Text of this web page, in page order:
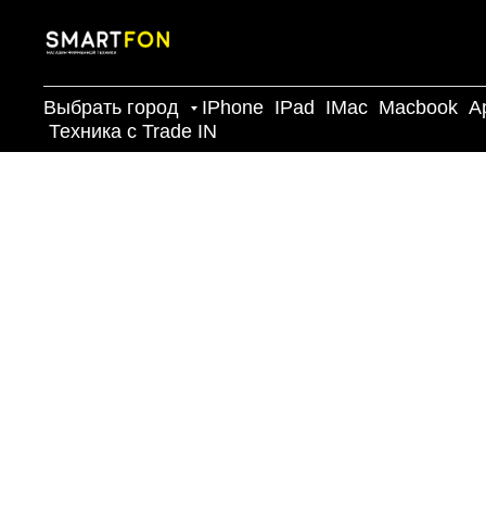
Выбрать город IPhone IPad IMac Macbook
Техника с Trade IN